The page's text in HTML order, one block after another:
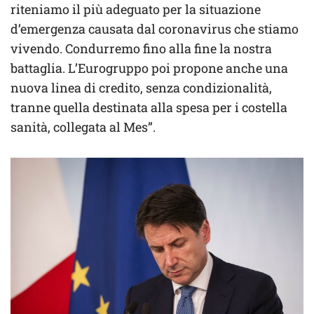
riteniamo il più adeguato per la situazione
d’emergenza causata dal coronavirus che stiamo
vivendo. Condurremo fino alla fine la nostra
battaglia. L’Eurogruppo poi propone anche una
nuova linea di credito, senza condizionalità,
tranne quella destinata alla spesa per i costella
sanità, collegata al Mes”.